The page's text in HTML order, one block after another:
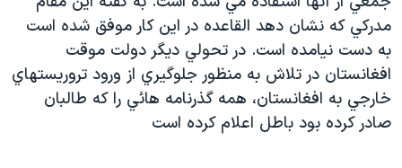
تریبونال مردمی آبان ۹۸
دادگاه حمید نوری
چهل سال گروگان‌گیری
قانون شفافیت دارائی کادر رهبری ایران
مدرکي که نشان دهد القاعده در اين کار موفق شده است
به دست نيامده است. در تحولي ديگر دولت موقت
افغانستان در تلاش به منظور جلوگيري از ورود تروريستهاي
خارجي به افغانستان، همه گذرنامه هائي را که طالبان
صادر کرده بود باطل اعلام کرده است